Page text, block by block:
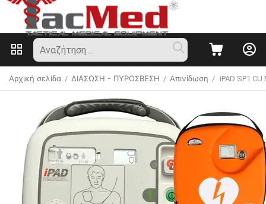
Αρχική σελίδα / ΔΙΑΣΩΣΗ - ΠΥΡΟΣΒΕΣΗ / Απινίδωση / iPAD SP1